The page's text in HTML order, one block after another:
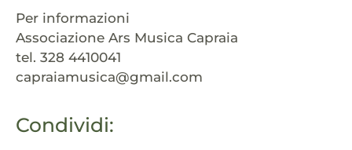
Condividi:
Per informazioni
Associazione Ars Musica Capraia
tel. 328 4410041
capraiamusica@gmail.com